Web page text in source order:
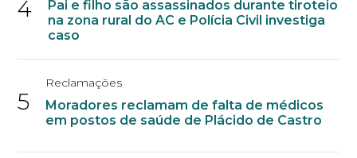
4
Pai e filho são assassinados durante tiroteio
na zona rural do AC e Polícia Civil investiga
caso
5
Reclamações
Moradores reclamam de falta de médicos
em postos de saúde de Plácido de Castro